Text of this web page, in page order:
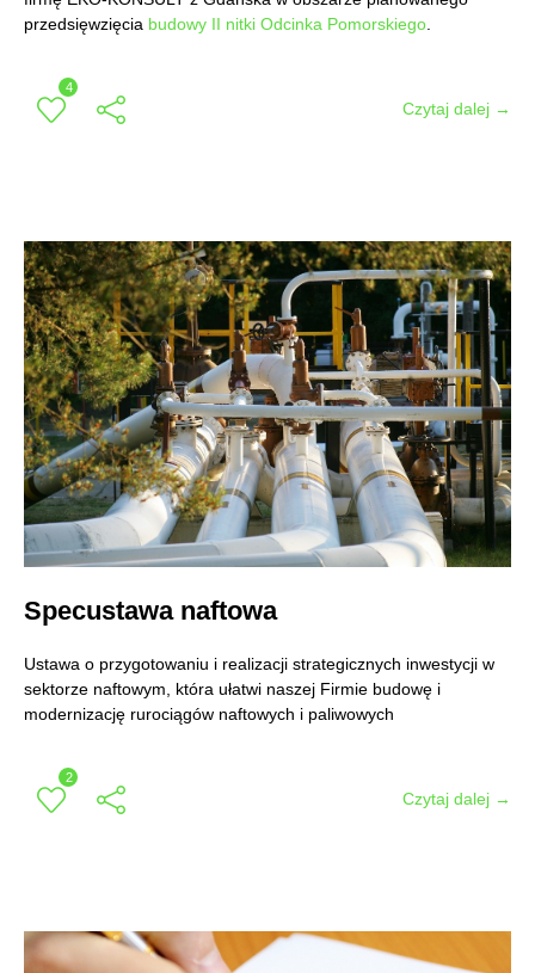
przedsięwzięcia budowy II nitki Odcinka Pomorskiego.
4
Czytaj dalej →
Specustawa naftowa
Ustawa o przygotowaniu i realizacji strategicznych inwestycji w
sektorze naftowym, która ułatwi naszej Firmie budowę i
modernizację rurociągów naftowych i paliwowych
2
Czytaj dalej →